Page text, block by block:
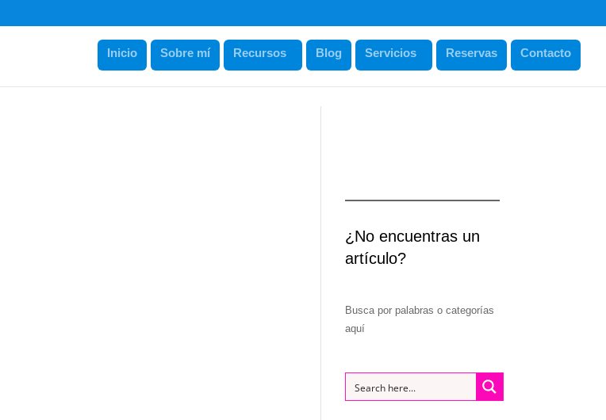
Inicio Sobre mí Recursos Blog Servicios Reservas Contacto
¿No encuentras un
artículo?
Busca por palabras o categorías
aquí